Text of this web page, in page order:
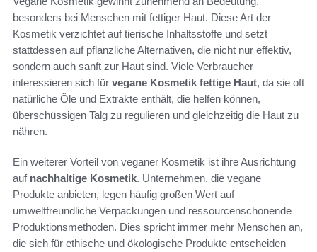
besonders bei Menschen mit fettiger Haut. Diese Art der
Kosmetik verzichtet auf tierische Inhaltsstoffe und setzt
stattdessen auf pflanzliche Alternativen, die nicht nur effektiv,
sondern auch sanft zur Haut sind. Viele Verbraucher
interessieren sich für vegane Kosmetik fettige Haut, da sie oft
natürliche Öle und Extrakte enthält, die helfen können,
überschüssigen Talg zu regulieren und gleichzeitig die Haut zu
nähren.
Ein weiterer Vorteil von veganer Kosmetik ist ihre Ausrichtung
auf nachhaltige Kosmetik. Unternehmen, die vegane
Produkte anbieten, legen häufig großen Wert auf
umweltfreundliche Verpackungen und ressourcenschonende
Produktionsmethoden. Dies spricht immer mehr Menschen an,
die sich für ethische und ökologische Produkte entscheiden